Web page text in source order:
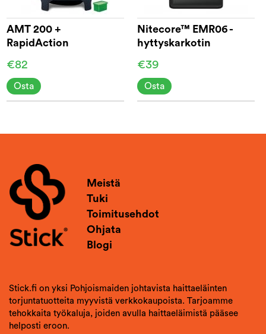
AMT 200 +
RapidAction
€82
Osta
Nitecore™ EMR06 -
hyttyskarkotin
€39
Osta
Meistä
Tuki
Toimitusehdot
Ohjata
Blogi
Stick.fi on yksi Pohjoismaiden johtavista haittaeläinten
torjuntatuotteita myyvistä verkkokaupoista. Tarjoamme
tehokkaita työkaluja, joiden avulla haittaeläimistä pääsee
helposti eroon.